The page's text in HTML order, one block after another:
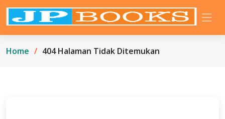
Home 404 Halaman Tidak Ditemukan